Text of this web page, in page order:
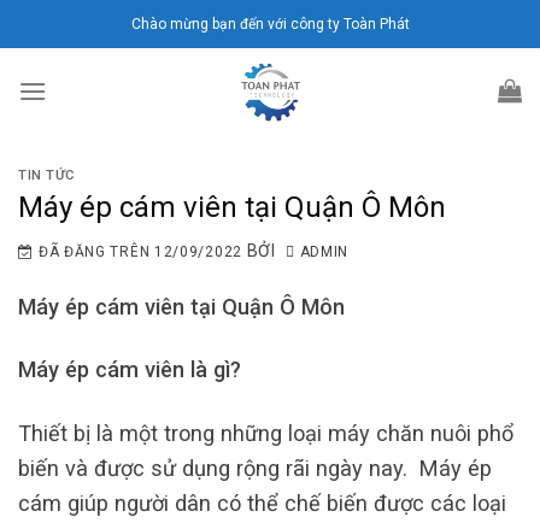
đến
dung
Chào mừng bạn đến với công ty Toàn Phát
TIN TỨC
Máy ép cám viên tại Quận Ô Môn
ĐÃ ĐĂNG TRÊN 12/09/2022 BỞI ADMIN
Máy ép cám viên tại Quận Ô Môn
Máy ép cám viên là gì?
Thiết bị là một trong những loại máy chăn nuôi phổ
biến và được sử dụng rộng rãi ngày nay. Máy ép
cám giúp người dân có thể chế biến được các loại